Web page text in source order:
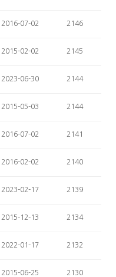
2016-07-02 2146
2015-02-02 2145
2023-06-30 2144
2015-05-03 2144
2016-07-02 2141
2016-02-02 2140
2023-02-17 2139
2015-12-13 2134
2022-01-17 2132
2015-06-25 2130